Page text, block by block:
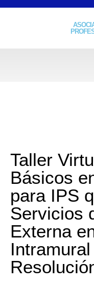
Taller
Básicos
para IPS
Servicios
Externa